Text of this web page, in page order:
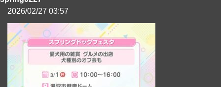
2026/02/27 03:57